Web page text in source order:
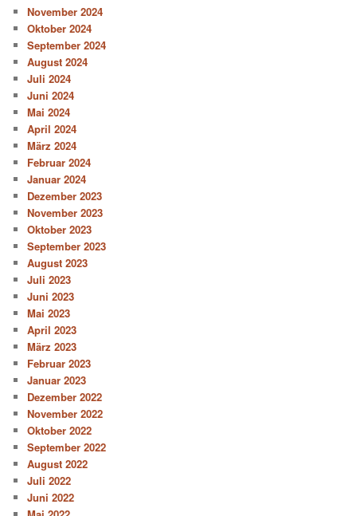
November 2024
Oktober 2024
September 2024
August 2024
Juli 2024
Juni 2024
Mai 2024
April 2024
März 2024
Februar 2024
Januar 2024
Dezember 2023
November 2023
Oktober 2023
September 2023
August 2023
Juli 2023
Juni 2023
Mai 2023
April 2023
März 2023
Februar 2023
Januar 2023
Dezember 2022
November 2022
Oktober 2022
September 2022
August 2022
Juli 2022
Juni 2022